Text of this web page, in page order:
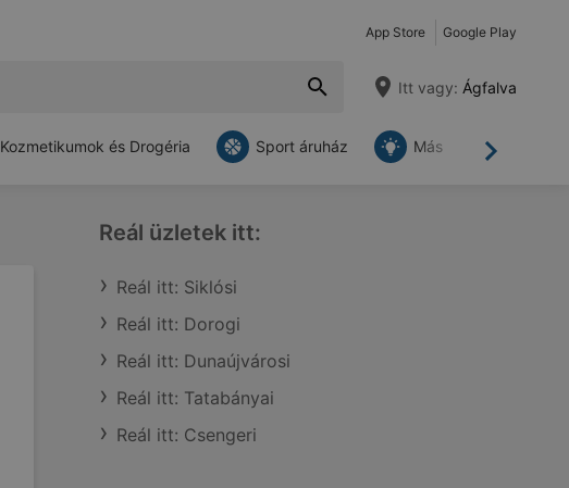
App Store Google Play
Itt vagy: Ágfalva
Tovább
Kozmetikumok és Drogéria Sport áruház Más
Reál üzletek itt:
Reál itt: Siklósi
Reál itt: Dorogi
Reál itt: Dunaújvárosi
Reál itt: Tatabányai
Reál itt: Csengeri